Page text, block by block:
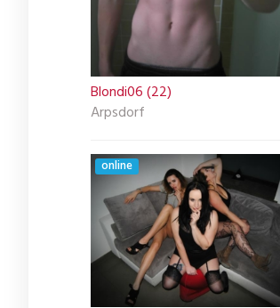
Blondi06 (22)
Arpsdorf
online